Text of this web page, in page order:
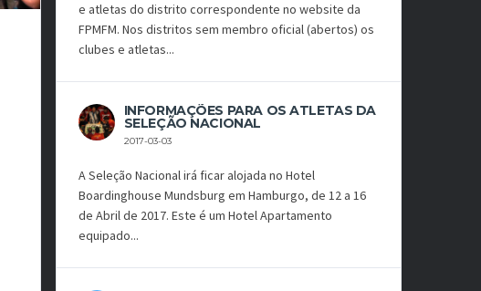
e atletas do distrito correspondente no website da
FPMFM. Nos distritos sem membro oficial (abertos) os
clubes e atletas...
INFORMAÇÕES PARA OS ATLETAS DA
SELEÇÃO NACIONAL
2017-03-03
A Seleção Nacional irá ficar alojada no Hotel
Boardinghouse Mundsburg em Hamburgo, de 12 a 16
de Abril de 2017. Este é um Hotel Apartamento
equipado...